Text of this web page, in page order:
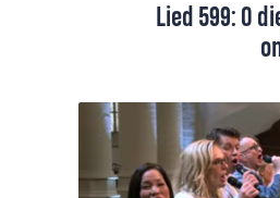
Lied 599: O
Lied 599,